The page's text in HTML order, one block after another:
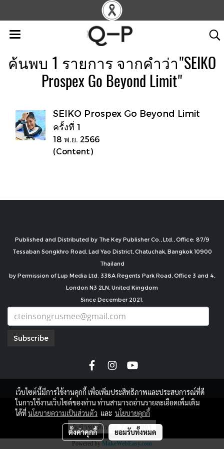
ค้นพบ 1 รายการ จากคำว่า"SEIKO
Prospex Go Beyond Limit"
SEIKO Prospex Go Beyond Limit
ครั้งที่ 1
18 พ.ย. 2566
(Content)
Published and Distributed by The Key Publisher Co., Ltd., Office: 87/9
Tessaban Songkhro Road, Lad Yao District, Chatuchak, Bangkok 10900
Thailand
by Permission of Lup Media Ltd. 338A Regents Park Road, Office 3 and 4,
London N3 2LN, United Kingdom
Since December 2021.
Subscribe
copyright by
ผู้เข้าชมทั้งหมด7,683,901
Powered byMakeWebEasy.com
เว็บไซต์นี้มีการใช้งานคุกกี้ เพื่อเพิ่มประสิทธิภาพและประสบการณ์ที่ดี
ในการใช้งานเว็บไซต์ของท่าน ท่านสามารถอ่านรายละเอียดเพิ่มเติม
ได้ที่นโยบายความเป็นส่วนตัว และ นโยบายคุกกี้
ตั้งค่าคุกกี้ ยอมรับทั้งหมด